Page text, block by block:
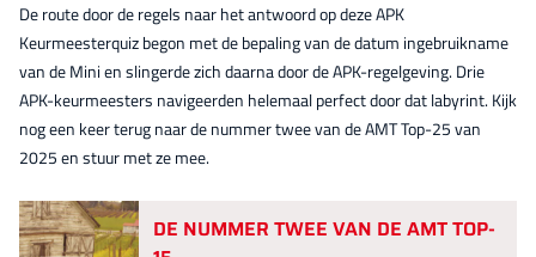
De route door de regels naar het antwoord op deze APK
Keurmeesterquiz begon met de bepaling van de datum ingebruikname
van de Mini en slingerde zich daarna door de APK-regelgeving. Drie
APK-keurmeesters navigeerden helemaal perfect door dat labyrint. Kijk
nog een keer terug naar de nummer twee van de AMT Top-25 van
2025 en stuur met ze mee.
DE NUMMER TWEE VAN DE AMT TOP-